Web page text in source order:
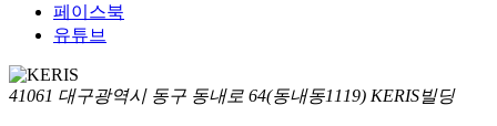
페이스북
유튜브
41061 대구광역시 동구 동내로 64(동내동1119) KERIS빌딩